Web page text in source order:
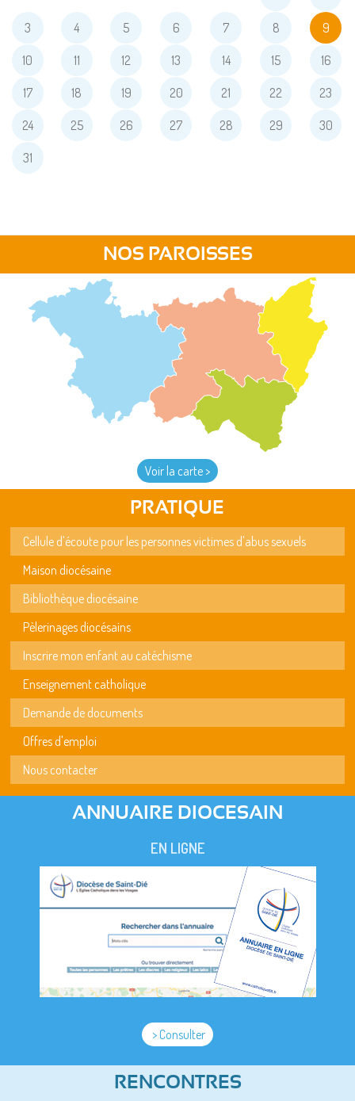
3 4 5 6 7 8 9
10 11 12 13 14 15 16
17 18 19 20 21 22 23
24 25 26 27 28 29 30
31
NOS PAROISSES
Voir la carte >
PRATIQUE
Cellule d'écoute pour les personnes victimes d'abus sexuels
Maison diocésaine
Bibliothèque diocésaine
Pèlerinages diocésains
Inscrire mon enfant au catéchisme
Enseignement catholique
Demande de documents
Offres d'emploi
Nous contacter
ANNUAIRE DIOCESAIN
EN LIGNE
> Consulter
RENCONTRES